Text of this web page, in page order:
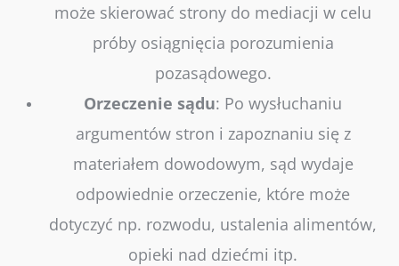
może skierować strony do mediacji w celu
próby osiągnięcia porozumienia
pozasądowego.
Orzeczenie sądu: Po wysłuchaniu
argumentów stron i zapoznaniu się z
materiałem dowodowym, sąd wydaje
odpowiednie orzeczenie, które może
dotyczyć np. rozwodu, ustalenia alimentów,
opieki nad dziećmi itp.